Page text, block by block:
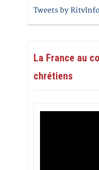
Tweets by
La France au
chrétiens